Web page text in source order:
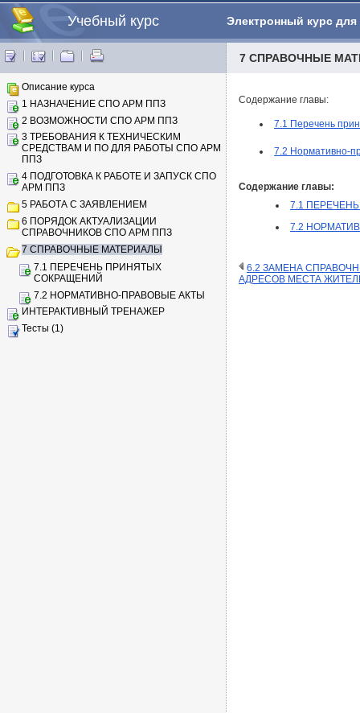
Учебный курс Электронный курс
7 СПРАВОЧНЫЕ
Описание курса
1 НАЗНАЧЕНИЕ СПО АРМ ППЗ
2 ВОЗМОЖНОСТИ СПО АРМ ППЗ
3 ТРЕБОВАНИЯ К ТЕХНИЧЕСКИМ
СРЕДСТВАМ И ПО ДЛЯ РАБОТЫ СПО АРМ
ППЗ
4 ПОДГОТОВКА К РАБОТЕ И ЗАПУСК СПО
АРМ ППЗ
5 РАБОТА С ЗАЯВЛЕНИЕМ
6 ПОРЯДОК АКТУАЛИЗАЦИИ
СПРАВОЧНИКОВ СПО АРМ ППЗ
7 СПРАВОЧНЫЕ МАТЕРИАЛЫ
7.1 ПЕРЕЧЕНЬ ПРИНЯТЫХ
СОКРАЩЕНИЙ
7.2 НОРМАТИВНО-ПРАВОВЫЕ АКТЫ
ИНТЕРАКТИВНЫЙ ТРЕНАЖЕР
Тесты (1)
Содержание главы:
7.1 Перечень
7.2 Нормативно-
Содержание главы:
7.1
7.2
6.2 ЗАМЕНА
АДРЕСОВ МЕСТА